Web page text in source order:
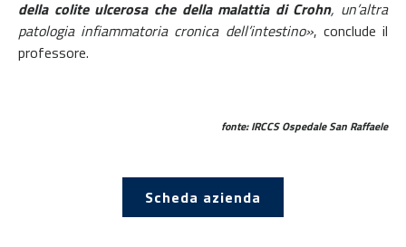
della colite ulcerosa che della malattia di Crohn, un’altra
patologia infiammatoria cronica dell’intestino», conclude il
professore.
fonte: IRCCS Ospedale San Raffaele
Scheda azienda